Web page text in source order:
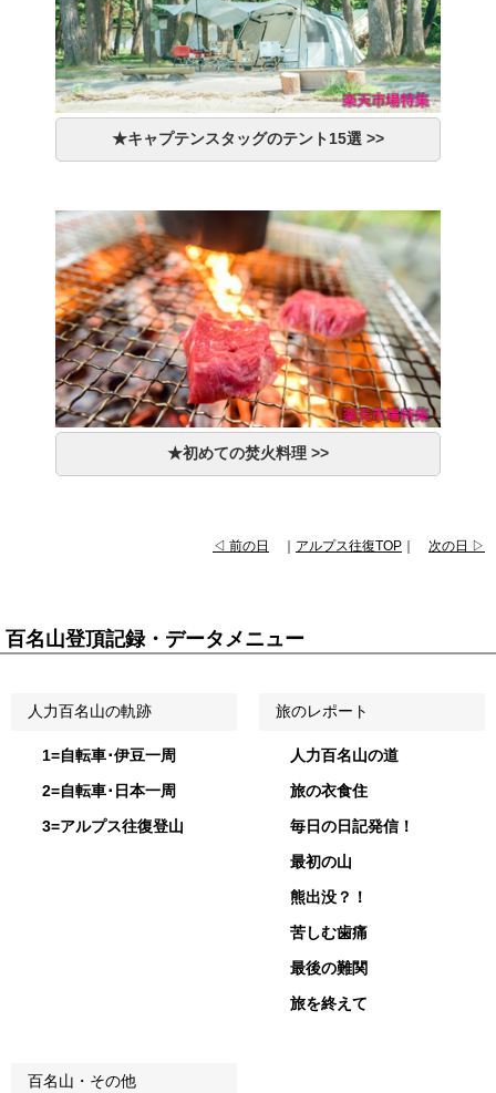
★キャプテンスタッグのテント15選 >>
★初めての焚火料理 >>
◁ 前の日 ｜ アルプス往復TOP ｜ 次の日 ▷
百名山登頂記録・データメニュー
人力百名山の軌跡
1=自転車･伊豆一周
2=自転車･日本一周
3=アルプス往復登山
旅のレポート
人力百名山の道
旅の衣食住
毎日の日記発信！
最初の山
熊出没？！
苦しむ歯痛
最後の難関
旅を終えて
百名山・その他